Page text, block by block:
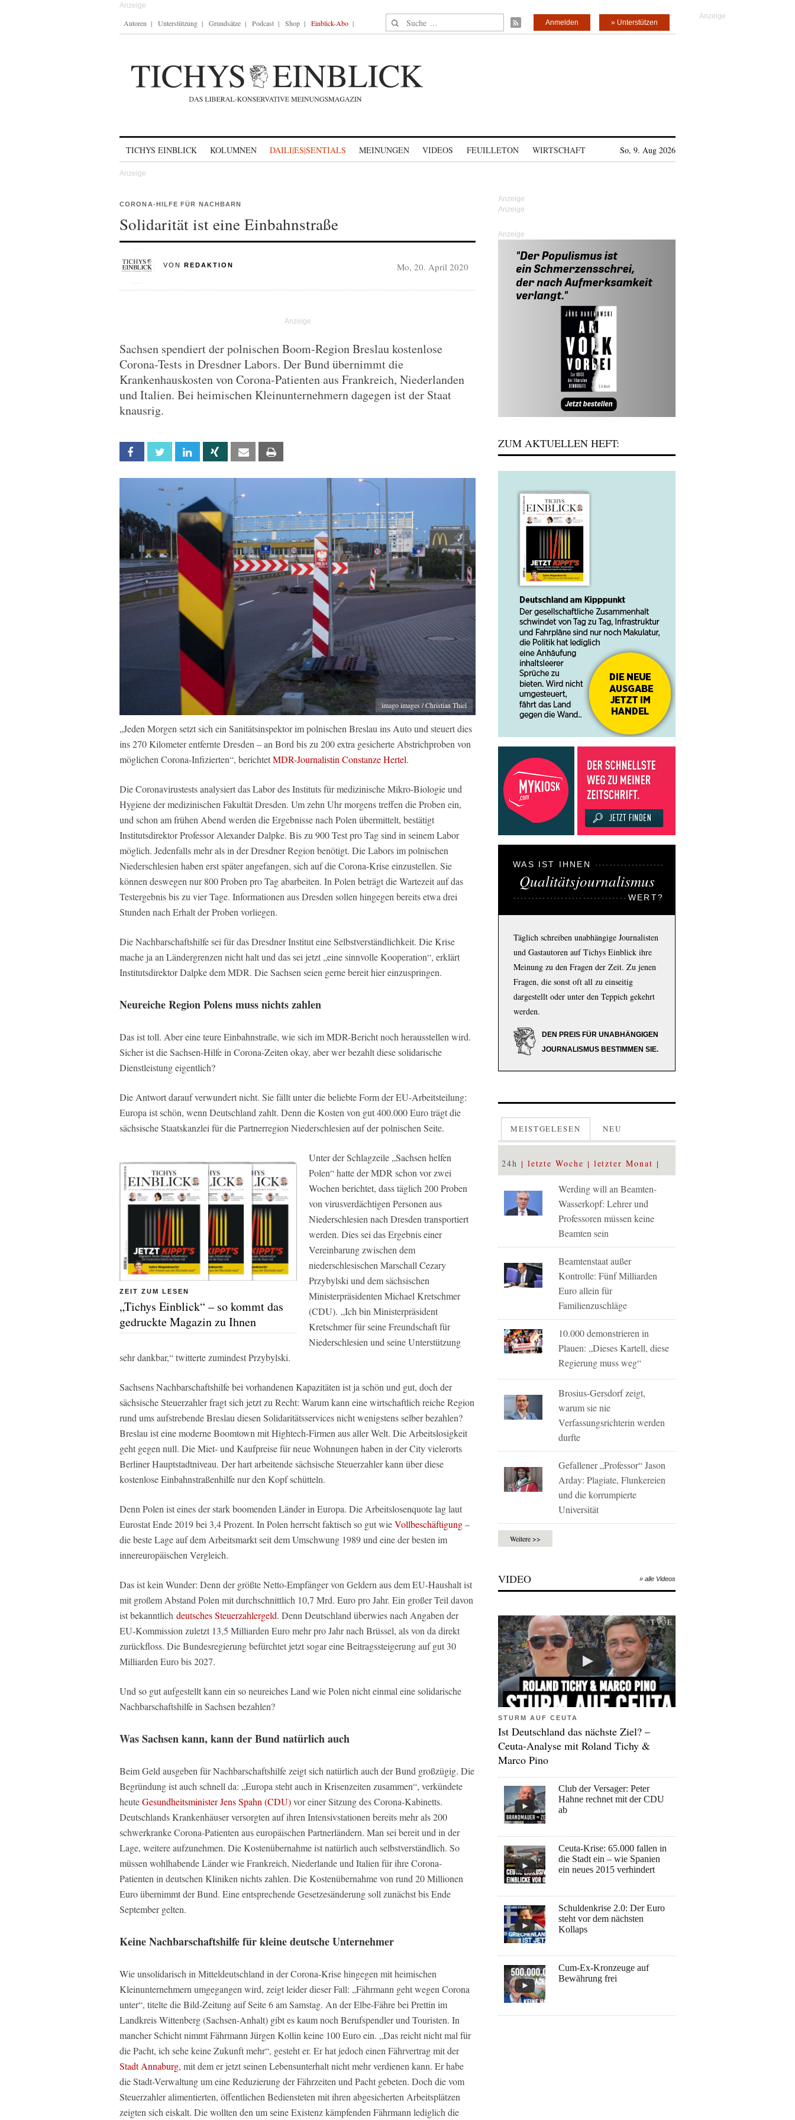
Autoren Unterstützung Grundsätze Podcast Shop Einblick-Abo Suche nach: » Unterstützen
Anmelden
TICHYS EINBLICK KOLUMNEN DAILI|ES|SENTIALS MEINUNGEN VIDEOS FEUILLETON WIRTSCHAFT So, 9. Aug 2026
CORONA-HILFE FÜR NACHBARN
Solidarität ist eine Einbahnstraße
VON REDAKTION Mo, 20. April 2020
Sachsen spendiert der polnischen Boom-Region Breslau kostenlose
Corona-Tests in Dresdner Labors. Der Bund übernimmt die
Krankenhauskosten von Corona-Patienten aus Frankreich, Niederlanden
und Italien. Bei heimischen Kleinunternehmern dagegen ist der Staat
knausrig.
Facebook Twitter Linkedin Xing Email
imago images / Christian Thiel
„Jeden Morgen setzt sich ein Sanitätsinspektor im polnischen Breslau ins Auto und steuert dies
ins 270 Kilometer entfernte Dresden – an Bord bis zu 200 extra gesicherte Abstrichproben von
möglichen Corona-Infizierten“, berichtetMDR-Journalistin Constanze Hertel.
Die Coronavirustests analysiert das Labor des Instituts für medizinische Mikro-Biologie und
Hygiene der medizinischen Fakultät Dresden. Um zehn Uhr morgens treffen die Proben ein,
und schon am frühen Abend werden die Ergebnisse nach Polen übermittelt, bestätigt
Institutsdirektor Professor Alexander Dalpke. Bis zu 900 Test pro Tag sind in seinem Labor
möglich. Jedenfalls mehr als in der Dresdner Region benötigt. Die Labors im polnischen
Niederschlesien haben erst später angefangen, sich auf die Corona-Krise einzustellen. Sie
können deswegen nur 800 Proben pro Tag abarbeiten. In Polen beträgt die Wartezeit auf das
Testergebnis bis zu vier Tage. Informationen aus Dresden sollen hingegen bereits etwa drei
Stunden nach Erhalt der Proben vorliegen.
Die Nachbarschaftshilfe sei für das Dresdner Institut eine Selbstverständlichkeit. Die Krise
mache ja an Ländergrenzen nicht halt und das sei jetzt „eine sinnvolle Kooperation“, erklärt
Institutsdirektor Dalpke dem MDR. Die Sachsen seien gerne bereit hier einzuspringen.
Neureiche Region Polens muss nichts zahlen
Das ist toll. Aber eine teure Einbahnstraße, wie sich im MDR-Bericht noch herausstellen wird.
Sicher ist die Sachsen-Hilfe in Corona-Zeiten okay, aber wer bezahlt diese solidarische
Dienstleistung eigentlich?
Die Antwort darauf verwundert nicht. Sie fällt unter die beliebte Form der EU-Arbeitsteilung:
Europa ist schön, wenn Deutschland zahlt. Denn die Kosten von gut 400.000 Euro trägt die
sächsische Staatskanzlei für die Partnerregion Niederschlesien auf der polnischen Seite.
ZEIT ZUM LESEN
„Tichys Einblick“ – so kommt das
gedruckte Magazin zu Ihnen
Unter der Schlagzeile „Sachsen helfen
Polen“ hatte der MDR schon vor zwei
Wochen berichtet, dass täglich 200 Proben
von virusverdächtigen Personen aus
Niederschlesien nach Dresden transportiert
werden. Dies sei das Ergebnis einer
Vereinbarung zwischen dem
niederschlesischen Marschall Cezary
Przybylski und dem sächsischen
Ministerpräsidenten Michael Kretschmer
(CDU). „Ich bin Ministerpräsident
Kretschmer für seine Freundschaft für
Niederschlesien und seine Unterstützung
sehr dankbar,“ twitterte zumindest Przybylski.
Sachsens Nachbarschaftshilfe bei vorhandenen Kapazitäten ist ja schön und gut, doch der
sächsische Steuerzahler fragt sich jetzt zu Recht: Warum kann eine wirtschaftlich reiche Region
rund ums aufstrebende Breslau diesen Solidaritätsservices nicht wenigstens selber bezahlen?
Breslau ist eine moderne Boomtown mit Hightech-Firmen aus aller Welt. Die Arbeitslosigkeit
geht gegen null. Die Miet- und Kaufpreise für neue Wohnungen haben in der City vielerorts
Berliner Hauptstadtniveau. Der hart arbeitende sächsische Steuerzahler kann über diese
kostenlose Einbahnstraßenhilfe nur den Kopf schütteln.
Denn Polen ist eines der stark boomenden Länder in Europa. Die Arbeitslosenquote lag laut
Eurostat Ende 2019 bei 3,4 Prozent. In Polen herrscht faktisch so gut wieVollbeschäftigung–
die beste Lage auf dem Arbeitsmarkt seit dem Umschwung 1989 und eine der besten im
innereuropäischen Vergleich.
Das ist kein Wunder: Denn der größte Netto-Empfänger von Geldern aus dem EU-Haushalt ist
mit großem Abstand Polen mit durchschnittlich 10,7 Mrd. Euro pro Jahr. Ein großer Teil davon
ist bekanntlich deutsches Steuerzahlergeld. Denn Deutschland überwies nach Angaben der
EU-Kommission zuletzt 13,5 Milliarden Euro mehr pro Jahr nach Brüssel, als von da direkt
zurückfloss. Die Bundesregierung befürchtet jetzt sogar eine Beitragssteigerung auf gut 30
Milliarden Euro bis 2027.
Und so gut aufgestellt kann ein so neureiches Land wie Polen nicht einmal eine solidarische
Nachbarschaftshilfe in Sachsen bezahlen?
Was Sachsen kann, kann der Bund natürlich auch
Beim Geld ausgeben für Nachbarschaftshilfe zeigt sich natürlich auch der Bund großzügig. Die
Begründung ist auch schnell da: „Europa steht auch in Krisenzeiten zusammen“, verkündete
heuteGesundheitsminister Jens Spahn (CDU)vor einer Sitzung des Corona-Kabinetts.
Deutschlands Krankenhäuser versorgten auf ihren Intensivstationen bereits mehr als 200
schwerkranke Corona-Patienten aus europäischen Partnerländern. Man sei bereit und in der
Lage, weitere aufzunehmen. Die Kostenübernahme ist natürlich auch selbstverständlich. So
müssen wohlhabende Länder wie Frankreich, Niederlande und Italien für ihre Corona-
Patienten in deutschen Kliniken nichts zahlen. Die Kostenübernahme von rund 20 Millionen
Euro übernimmt der Bund. Eine entsprechende Gesetzesänderung soll zunächst bis Ende
September gelten.
Keine Nachbarschaftshilfe für kleine deutsche Unternehmer
Wie unsolidarisch in Mitteldeutschland in der Corona-Krise hingegen mit heimischen
Kleinunternehmern umgegangen wird, zeigt leider dieser Fall: „Fährmann geht wegen Corona
unter“, titelte die Bild-Zeitung auf Seite 6 am Samstag. An der Elbe-Fähre bei Prettin im
Landkreis Wittenberg (Sachsen-Anhalt) gibt es kaum noch Berufspendler und Touristen. In
mancher Schicht nimmt Fährmann Jürgen Kollin keine 100 Euro ein. „Das reicht nicht mal für
die Pacht, ich sehe keine Zukunft mehr“, gesteht er. Er hat jedoch einen Fährvertrag mit der
Stadt Annaburg, mit dem er jetzt seinen Lebensunterhalt nicht mehr verdienen kann. Er habe
die Stadt-Verwaltung um eine Reduzierung der Fährzeiten und Pacht gebeten. Doch die vom
Steuerzahler alimentierten, öffentlichen Bediensteten mit ihren abgesicherten Arbeitsplätzen
zeigten sich eiskalt. Die wollten den um seine Existenz kämpfenden Fährmann lediglich die
Anzeige
ZUM AKTUELLEN HEFT:
WAS IST IHNEN
Qualitätsjournalismus
WERT?
Täglich schreiben unabhängige Journalisten
und Gastautoren auf Tichys Einblick ihre
Meinung zu den Fragen der Zeit. Zu jenen
Fragen, die sonst oft all zu einseitig
dargestellt oder unter den Teppich gekehrt
werden.
DEN PREIS FÜR UNABHÄNGIGEN
JOURNALISMUS BESTIMMEN SIE.
MEISTGELESEN NEU
24h letzte Woche letzter Monat
Werding will an Beamten-
Wasserkopf: Lehrer und
Professoren müssen keine
Beamten sein
Beamtenstaat außer
Kontrolle: Fünf Milliarden
Euro allein für
Familienzuschläge
10.000 demonstrieren in
Plauen: „Dieses Kartell, diese
Regierung muss weg“
Brosius-Gersdorf zeigt,
warum sie nie
Verfassungsrichterin werden
durfte
Gefallener „Professor“ Jason
Arday: Plagiate, Flunkereien
und die korrumpierte
Universität
Weitere >>
VIDEO » alle Videos
STURM AUF CEUTA
Ist Deutschland das nächste Ziel? –
Ceuta-Analyse mit Roland Tichy &
Marco Pino
Club der Versager: Peter
Hahne rechnet mit der CDU
ab
Ceuta-Krise: 65.000 fallen in
die Stadt ein – wie Spanien
ein neues 2015 verhindert
Schuldenkrise 2.0: Der Euro
steht vor dem nächsten
Kollaps
Cum-Ex-Kronzeuge auf
Bewährung frei